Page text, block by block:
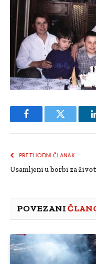
FacebookTwitter
PRETHODNI ČLANAK
Usamljeni u borbi za
POVEZANI